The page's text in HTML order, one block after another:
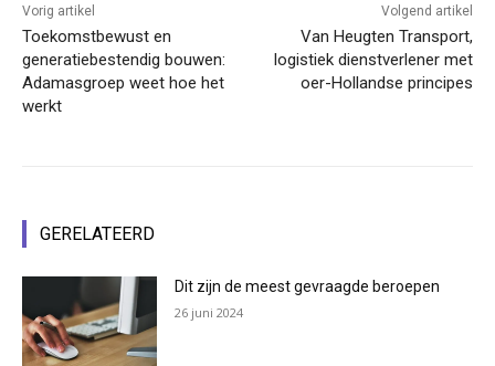
Vorig artikel
Toekomstbewust en
generatiebestendig bouwen:
Adamasgroep weet hoe het
werkt
Volgend artikel
Van Heugten Transport,
logistiek dienstverlener met
oer-Hollandse principes
GERELATEERD
Dit zijn de meest gevraagde beroepen
26 juni 2024